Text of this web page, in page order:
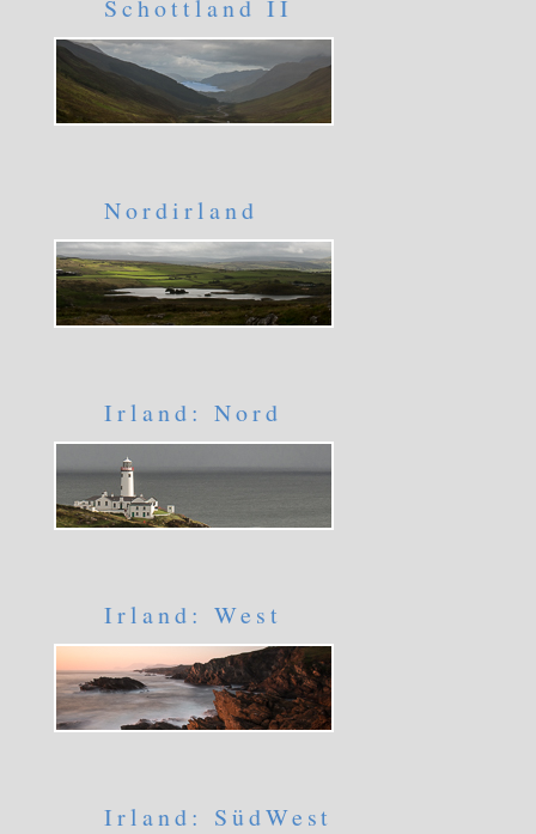
Schottland II
Nordirland
Irland: Nord
Irland: West
Irland: SüdWest